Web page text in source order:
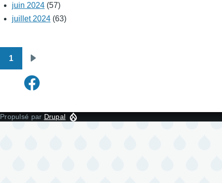
juin 2024 (57)
juillet 2024 (63)
Pagination
1
suivante
Propulsé par Drupal